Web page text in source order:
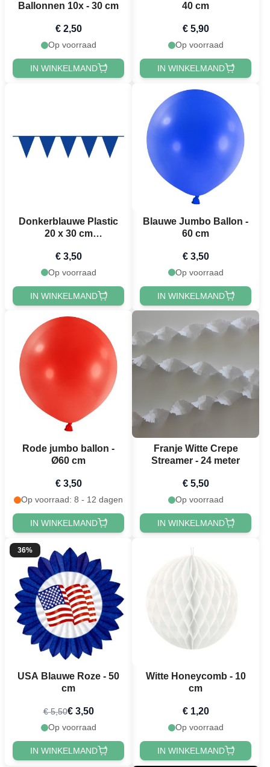
Ballonnen 10x - 30 cm
€ 2,50
Op voorraad
IN WINKELMAND
40 cm
€ 5,90
Op voorraad
IN WINKELMAND
Donkerblauwe Plastic
20 x 30 cm
€ 3,50
Op voorraad
IN WINKELMAND
Blauwe Jumbo Ballon -
60 cm
€ 3,50
Op voorraad
IN WINKELMAND
Rode jumbo ballon -
Ø60 cm
€ 3,50
Op voorraad: 8 - 12 dagen
IN WINKELMAND
Franje Witte Crepe
Streamer - 24 meter
€ 5,50
Op voorraad
IN WINKELMAND
36%
USA Blauwe Roze - 50
cm
€ 5,50€ 3,50
Op voorraad
IN WINKELMAND
Witte Honeycomb - 10
cm
€ 1,20
Op voorraad
IN WINKELMAND